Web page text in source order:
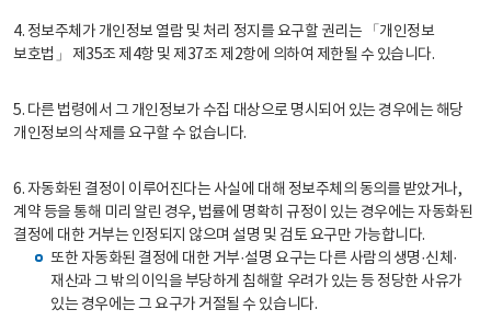
4. 정보주체가 개인정보 열람 및 처리 정지를 요구할 권리는 「개인정보
보호법」 제35조 제4항 및 제37조 제2항에 의하여 제한될 수 있습니다.
5. 다른 법령에서 그 개인정보가 수집 대상으로 명시되어 있는 경우에는 해당
개인정보의 삭제를 요구할 수 없습니다.
6. 자동화된 결정이 이루어진다는 사실에 대해 정보주체의 동의를 받았거나,
계약 등을 통해 미리 알린 경우, 법률에 명확히 규정이 있는 경우에는 자동화된
결정에 대한 거부는 인정되지 않으며 설명 및 검토 요구만 가능합니다.
또한 자동화된 결정에 대한 거부·설명 요구는 다른 사람의 생명·신체·
재산과 그 밖의 이익을 부당하게 침해할 우려가 있는 등 정당한 사유가
있는 경우에는 그 요구가 거절될 수 있습니다.